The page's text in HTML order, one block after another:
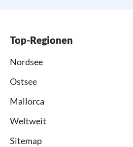
Top-Regionen
Nordsee
Ostsee
Mallorca
Weltweit
Sitemap